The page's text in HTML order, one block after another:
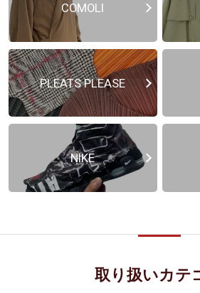
COMOLI
PLEATS PLEASE
NIKE
取り扱いカテ